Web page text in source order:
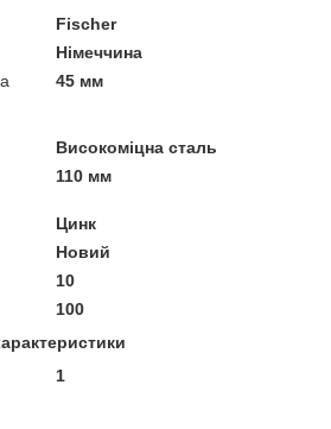
Fischer
Німеччина
45 мм
Високоміцна сталь
110 мм
Цинк
Новий
10
100
1